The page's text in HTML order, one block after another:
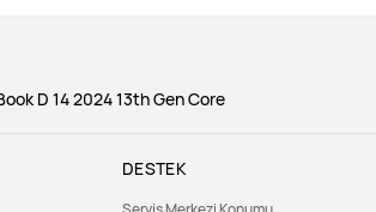
D 14 2024 13th Gen Core
DESTEK